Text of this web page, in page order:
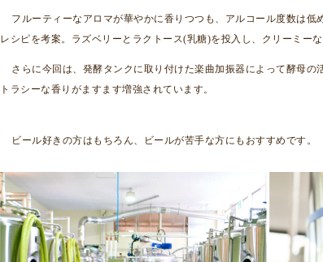
フルーティーなアロマが華やかに香りつつも、アルコール度数は低
レシピを考案。ラズベリーとラクトース(乳糖)を投入し、クリーミー
さらに今回は、発酵タンクに取り付けた楽曲加振器によって酵母の
トラシーな香りがますます増強されています。
ビール好きの方はもちろん、ビールが苦手な方にもおすすめです。